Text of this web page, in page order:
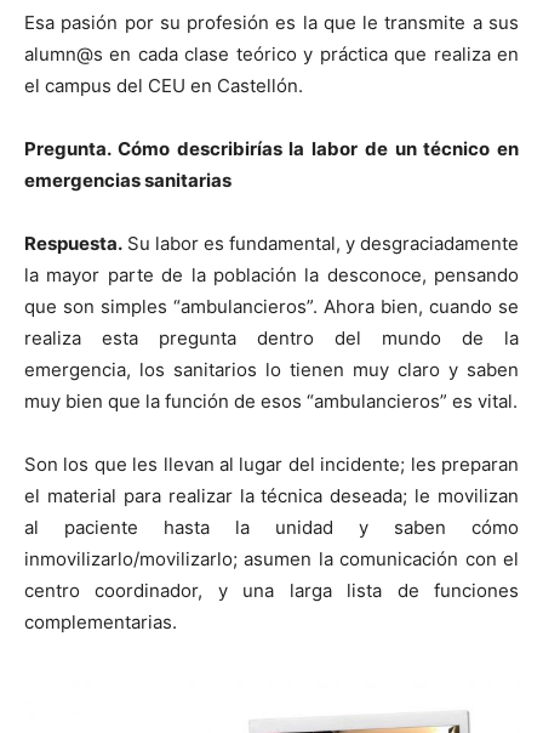
Esa pasión por su profesión es la que le transmite a sus
alumn@s en cada clase teórico y práctica que realiza en
el campus del CEU en Castellón.
Pregunta. Cómo describirías la labor de un técnico en
emergencias sanitarias
Respuesta. Su labor es fundamental, y desgraciadamente
la mayor parte de la población la desconoce, pensando
que son simples “ambulancieros”. Ahora bien, cuando se
realiza esta pregunta dentro del mundo de la
emergencia, los sanitarios lo tienen muy claro y saben
muy bien que la función de esos “ambulancieros” es vital.
Son los que les llevan al lugar del incidente; les preparan
el material para realizar la técnica deseada; le movilizan
al paciente hasta la unidad y saben cómo
inmovilizarlo/movilizarlo; asumen la comunicación con el
centro coordinador, y una larga lista de funciones
complementarias.